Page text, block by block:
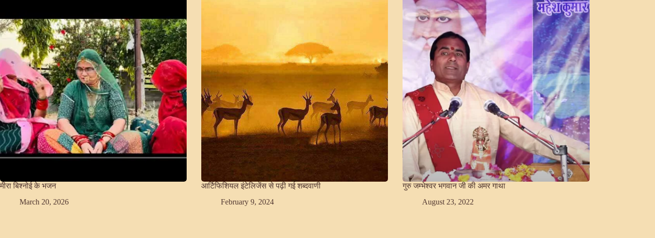
मीरा बिश्नोई के भजन
March 20, 2026
आर्टिफिशियल इंटेलिजेंस से पढ़ी गई शब्दवाणी
February 9, 2024
गुरु जम्भेश्वर भगवान जी की अमर गाथा
August 23, 2022